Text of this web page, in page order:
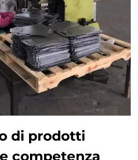
di prodotti
competenza